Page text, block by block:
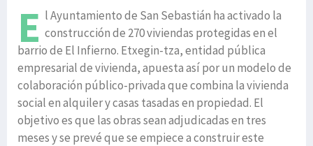
E l Ayuntamiento de San Sebastián ha activado la
construcción de 270 viviendas protegidas en el
barrio de El Infierno. Etxegin-tza, entidad pública
empresarial de vivienda, apuesta así por un modelo de
colaboración público-privada que combina la vivienda
social en alquiler y casas tasadas en propiedad. El
objetivo es que las obras sean adjudicadas en tres
meses y se prevé que se empiece a construir este